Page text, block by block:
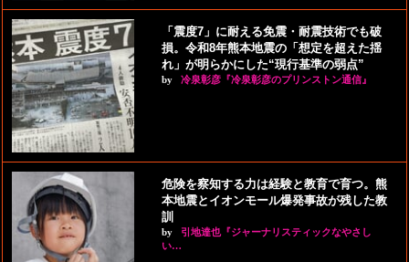
「震度7」に耐える免震・耐震技術でも破
損。令和8年熊本地震の「想定を超えた揺
れ」が明らかにした“現行基準の弱点”
by 冷泉彰彦『冷泉彰彦のプリンストン通信』
危険を察知する力は経験と教育で育つ。熊
本地震とイオンモール爆発事故が残した教
訓
by
引地達也『ジャーナリスティックなやさし
い…